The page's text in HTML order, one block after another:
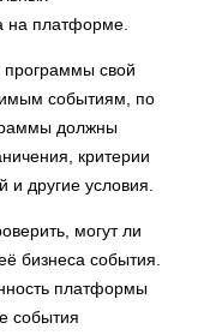
на платформе.
свой
событиям, по
должны
критерии
и другие условия.
могут ли
бизнеса события.
платформы
события